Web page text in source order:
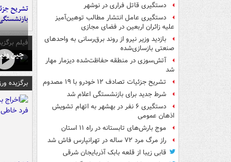
دستگیری قاتل فراری در نوشهر
دستگیری عامل انتشار مطالب توهین‌آمیز
علیه زائران اربعین در فضای مجازی
بازدید وزیر نیرو از روند برق‌رسانی به واحدهای
صنعتی بازسازی‌شده
آتش‌سوزی در منطقه حفاظت‌شده دیزمار مهار
شد
تشریح جزئیات تصادف ۱۲ خودرو با ۱۹ مصدوم
شرط جدید برای بازنشستگی اعلام شد
دستگیری ۶ نفر در بهشهر به اتهام تشویش
اذهان عمومی
موج بارش‌های تابستانه در راه ۱۱ استان
راز مرگ مرد ۷۲ ساله در تهرانپارس فاش شد
قابی زیبا از قلعه بابک آذربایجان شرقی
تشریح
فیلم
چین
برگزیده